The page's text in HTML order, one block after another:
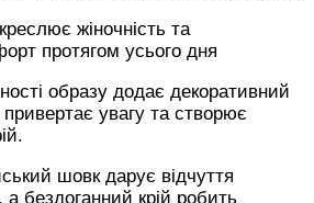
жіночність та
протягом усього дня
образу додає декоративний
увагу та створює
шовк дарує відчуття
а бездоганний крій робить